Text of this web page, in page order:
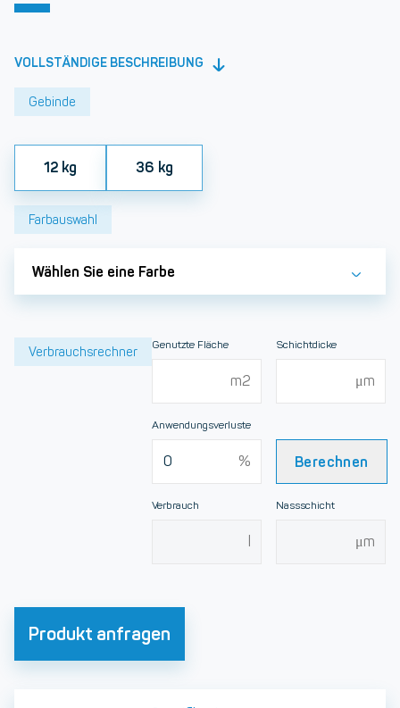
VOLLSTÄNDIGE BESCHREIBUNG
Gebinde
12 kg 36 kg
Farbauswahl
Wählen Sie eine Farbe
Verbrauchsrechner Genutzte Fläche Schichtdicke
Anwendungsverluste
Berechnen
Verbrauch Nassschicht
Produkt anfragen